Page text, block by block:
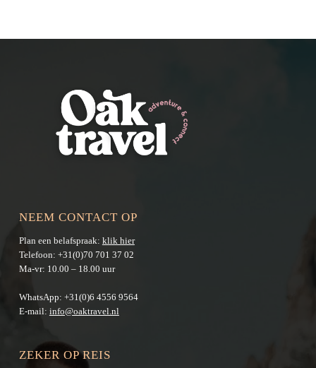
NEEM CONTACT OP
Plan een belafspraak: klik hier
Telefoon: +31(0)70 701 37 02
Ma-vr: 10.00 – 18.00 uur
WhatsApp: +31(0)6 4556 9564
E-mail: info@oaktravel.nl
ZEKER OP REIS